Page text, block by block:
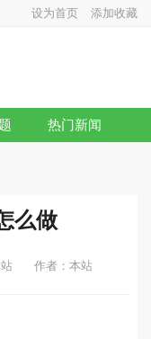
设为首页 添加收藏
热门新闻
么做
作者：本站